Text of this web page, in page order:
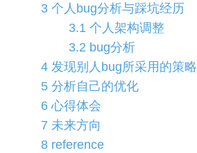
3 个人bug分析与踩坑经历
3.1 个人架构调整
3.2 bug分析
4 发现别人bug所采用的策略
5 分析自己的优化
6 心得体会
7 未来方向
8 reference